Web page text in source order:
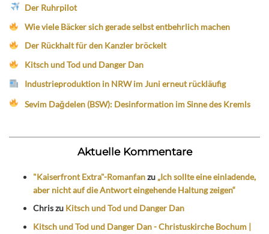
Der Ruhrpilot
Wie viele Bäcker sich gerade selbst entbehrlich machen
Der Rückhalt für den Kanzler bröckelt
Kitsch und Tod und Danger Dan
Industrieproduktion in NRW im Juni erneut rückläufig
Sevim Dağdelen (BSW): Desinformation im Sinne des Kremls
Aktuelle Kommentare
"Kaiserfront Extra"-Romanfanzu „Ich sollte eine einladende,
aber nicht auf die Antwort eingehende Haltung zeigen“
Chriszu Kitsch und Tod und Danger Dan
Kitsch und Tod und Danger Dan - Christuskirche Bochum |